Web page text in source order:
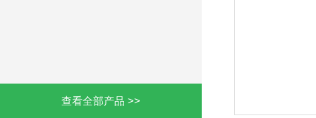
查看全部产品 >>